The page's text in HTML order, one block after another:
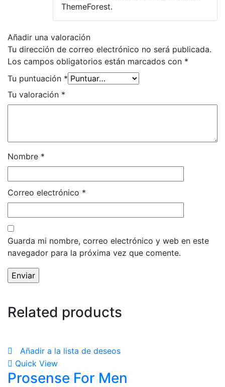
ThemeForest.
Añadir una valoración
Tu dirección de correo electrónico no será publicada.
Los campos obligatorios están marcados con *
Tu puntuación *
Tu valoración *
Nombre *
Correo electrónico *
Guarda mi nombre, correo electrónico y web en este
navegador para la próxima vez que comente.
Related products
Añadir a la lista de deseos
Quick View
Prosense For Men